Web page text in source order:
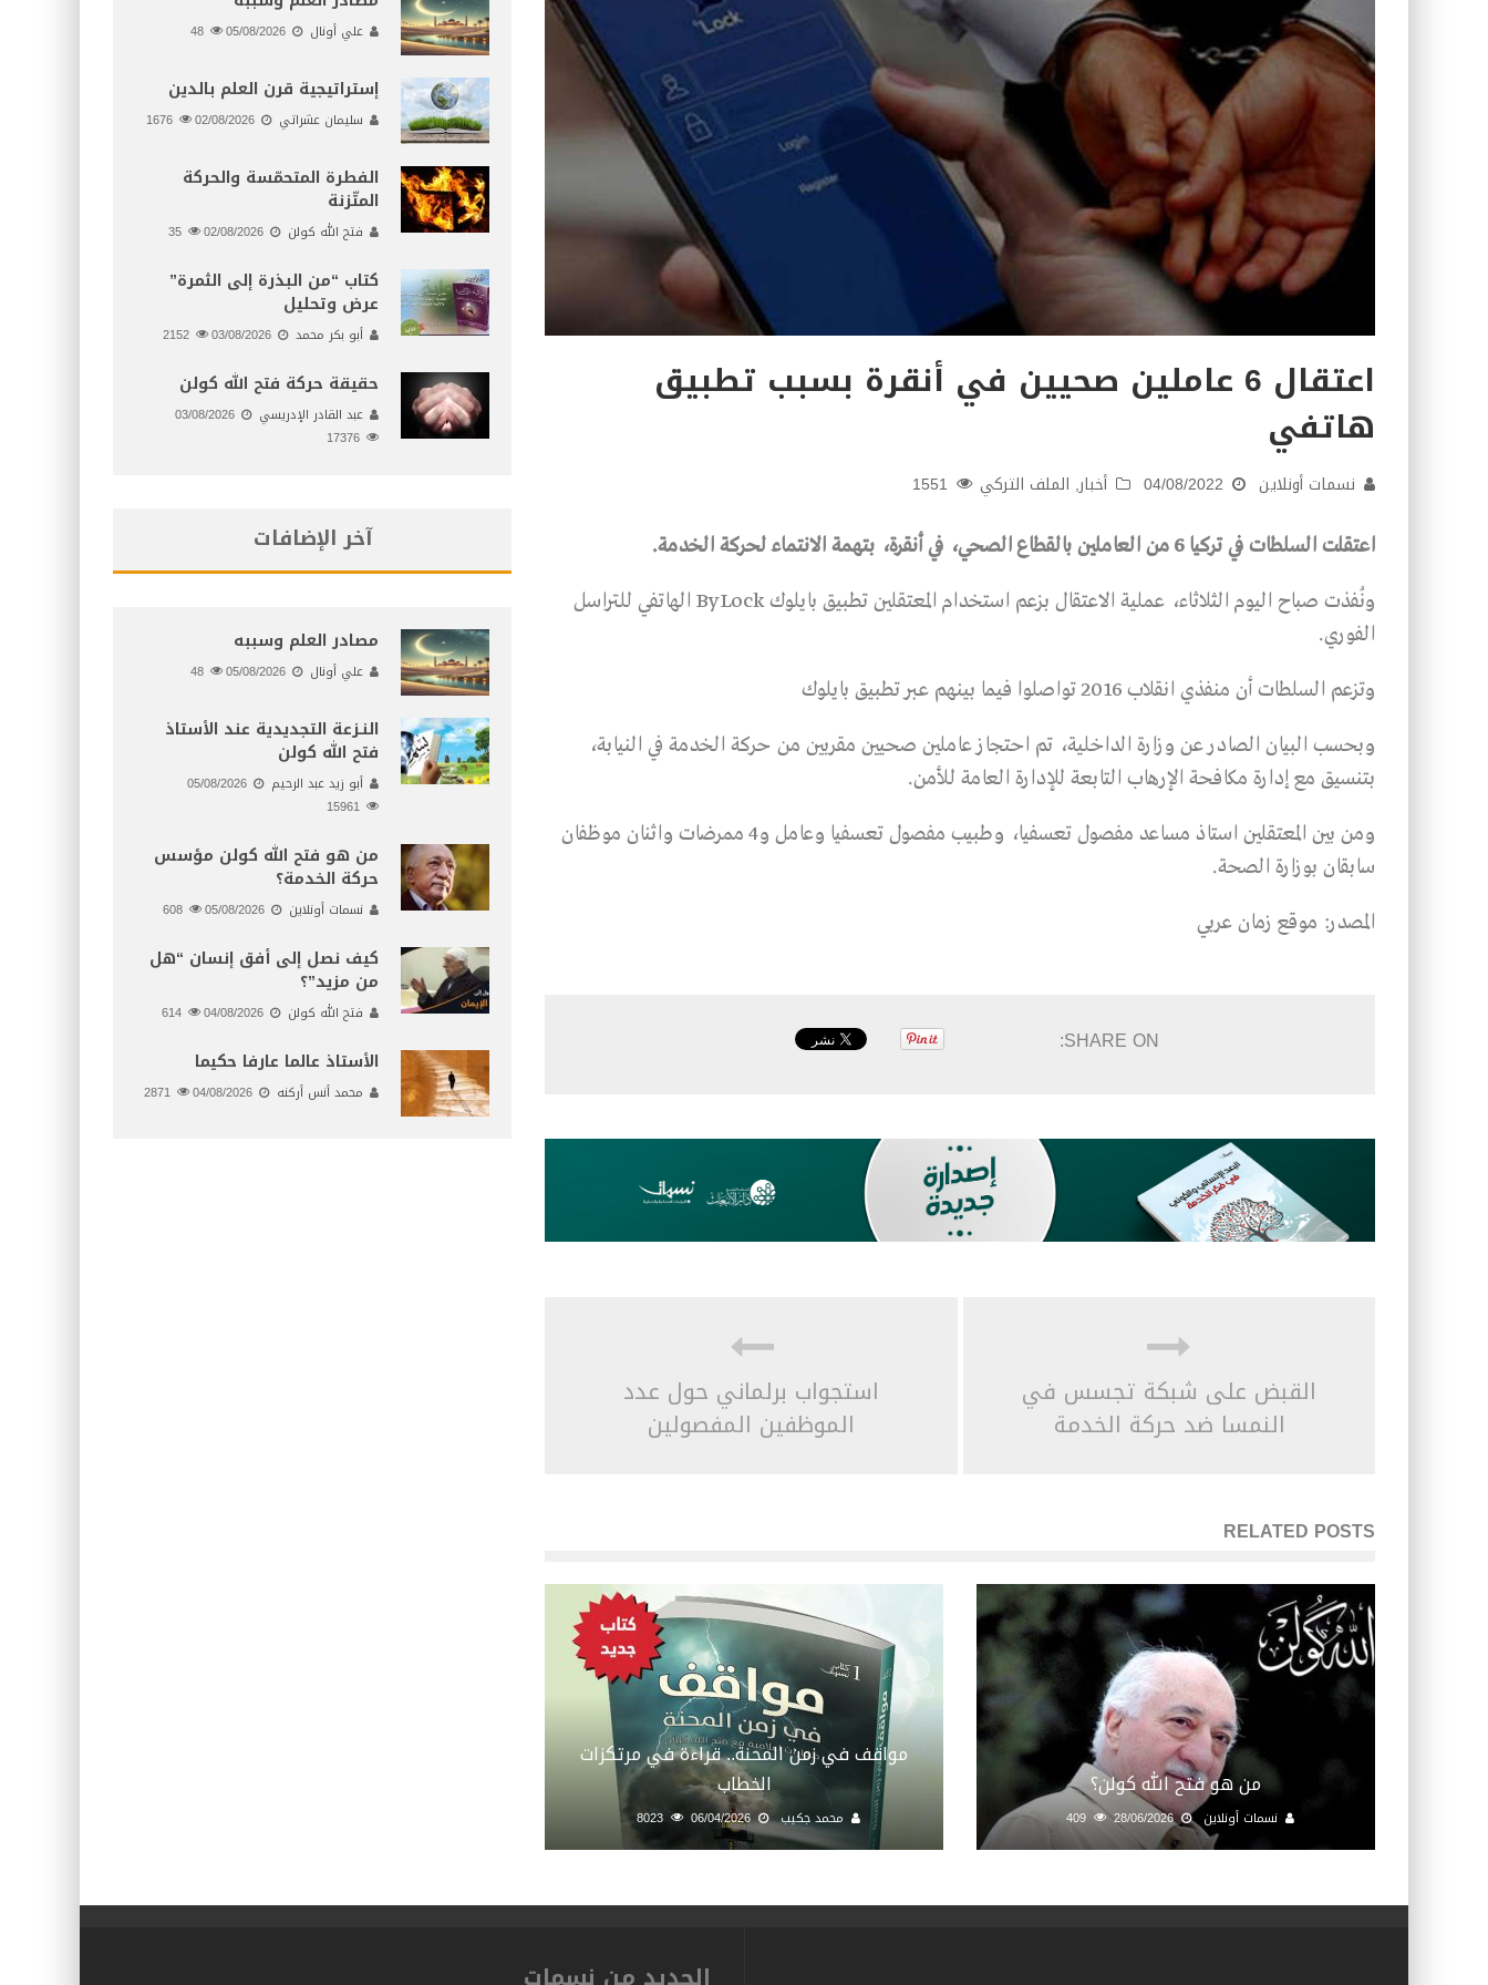
اعتقال 6 عاملين صحيين في أنقرة بسبب تطبيق
هاتفي
نسمات أونلاين 04/08/2022 أخبار, الملف التركي
اعتقلت السلطات في تركيا 6 من العاملين بالقطاع الصحي، في أنقرة، بتهمة الانتماء لحركة الخدمة.
ونُفذت صباح اليوم الثلاثاء، عملية الاعتقال بزعم استخدام المعتقلين تطبيق بايلوك ByLock الهاتفي للتراسل
الفوري.
وتزعم السلطات أن منفذي انقلاب 2016 تواصلوا فيما بينهم عبر تطبيق بايلوك
وبحسب البيان الصادر عن وزارة الداخلية، تم احتجاز عاملين صحيين مقربين من حركة الخدمة في النيابة،
بتنسيق مع إدارة مكافحة الإرهاب التابعة للإدارة العامة للأمن.
ومن بين المعتقلين استاذ مساعد مفصول تعسفيا، وطبيب مفصول تعسفيا وعامل و4 ممرضات واثنان موظفان
سابقان بوزارة الصحة.
المصدر: موقع زمان عربي
SHARE ON:
القبض على شبكة تجسس في
النمسا ضد حركة الخدمة
استجواب برلماني حول عدد
الموظفين المفصولين
RELATED POSTS
من هو فتح الله كولن؟
نسمات أونلاين 28/06/2026
409
مواقف في زمن المحنة.. قراءة في مرتكزات
الخطاب
محمد جكيب 06/04/2026
8023
علي أونال 05/08/2026
إستراتيجية قرن العلم بالدين
سليمان عشراتي 02/08/2026
الفطرة المتحمّسة والحركة
المتّزنة
فتح الله كولن 02/08/2026
كتاب “من البذرة إلى الثمرة”
عرض وتحليل
أبو بكر محمد 03/08/2026
حقيقة حركة فتح الله كولن
عبد القادر الإدريسي
03/08/2026
آخر الإضافات
مصادر العلم وسببه
علي أونال 05/08/2026
النـزعة التجديدية عند الأستاذ
فتح الله كولن
أبو زيد عبد الرحيم
05/08/2026
من هو فتح الله كولن مؤسس
حركة الخدمة؟
نسمات أونلاين 05/08/2026
كيف نصل إلى أفق إنسان “هل
من مزيد”؟
فتح الله كولن 04/08/2026
الأستاذ عالما عارفا حكيما
محمد أنس أركنه 04/08/2026